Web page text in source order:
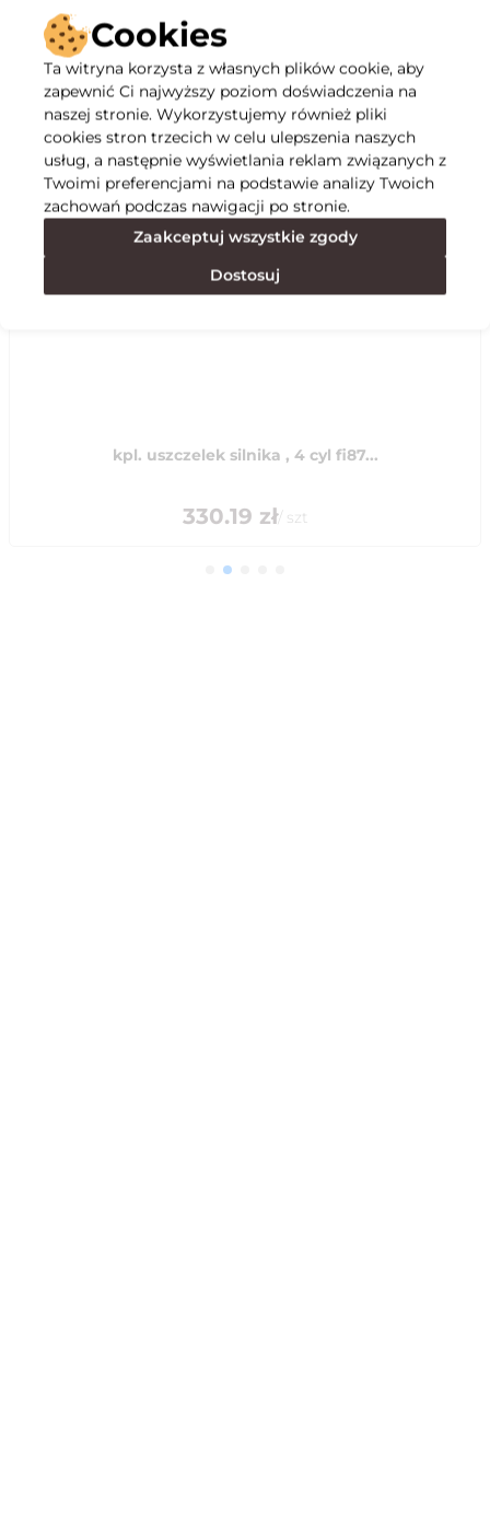
Opis
Specyfikacja
Polecane
kpl. uszczelek silnika , 4 cyl fi87...
330.19 zł/ szt
Cookies
Ta witryna korzysta z własnych plików cookie, aby
zapewnić Ci najwyższy poziom doświadczenia na
naszej stronie. Wykorzystujemy również pliki
cookies stron trzecich w celu ulepszenia naszych
usług, a następnie wyświetlania reklam związanych z
Twoimi preferencjami na podstawie analizy Twoich
zachowań podczas nawigacji po stronie.
Zaakceptuj wszystkie zgody
Dostosuj